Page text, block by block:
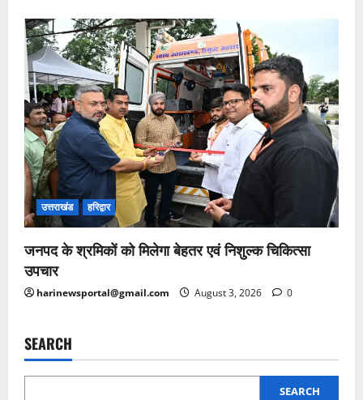
उत्तराखंड हरिद्वार
जनपद के श्रमिकों को मिलेगा बेहतर एवं निशुल्क चिकित्सा
उपचार
harinewsportal@gmail.com August 3, 2026 0
SEARCH
SEARCH